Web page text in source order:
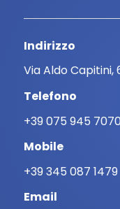
Indirizzo
Via Aldo Capitini,
Telefono
+39 075 945 7070
Mobile
+39 345 087 1479
Email